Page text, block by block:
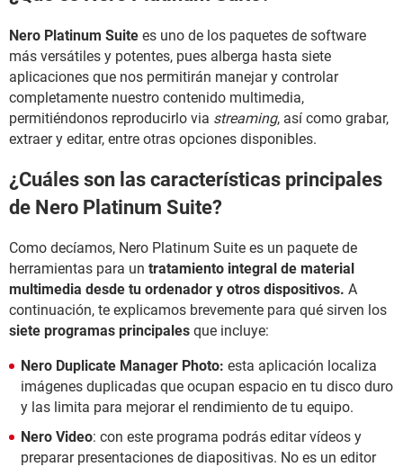
Nero Platinum Suite es uno de los paquetes de software
más versátiles y potentes, pues alberga hasta siete
aplicaciones que nos permitirán manejar y controlar
completamente nuestro contenido multimedia,
permitiéndonos reproducirlo via streaming, así como grabar,
extraer y editar, entre otras opciones disponibles.
¿Cuáles son las características principales
de Nero Platinum Suite?
Como decíamos, Nero Platinum Suite es un paquete de
herramientas para un tratamiento integral de material
multimedia desde tu ordenador y otros dispositivos. A
continuación, te explicamos brevemente para qué sirven los
siete programas principales que incluye:
Nero Duplicate Manager Photo: esta aplicación localiza
imágenes duplicadas que ocupan espacio en tu disco duro
y las limita para mejorar el rendimiento de tu equipo.
Nero Video: con este programa podrás editar vídeos y
preparar presentaciones de diapositivas. No es un editor